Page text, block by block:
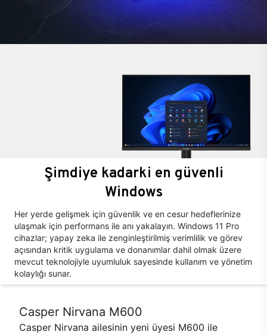
Şimdiye kadarki en güvenli
Windows
Her yerde gelişmek için güvenlik ve en cesur hedeflerinize
ulaşmak için performans ile anı yakalayın. Windows 11 Pro
cihazlar; yapay zeka ile zenginleştirilmiş verimlilik ve görev
açısından kritik uygulama ve donanımlar dahil olmak üzere
mevcut teknolojiyle uyumluluk sayesinde kullanım ve yönetim
kolaylığı sunar.
Casper Nirvana M600
Casper Nirvana ailesinin yeni üyesi M600 ile